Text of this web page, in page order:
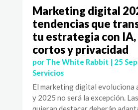
Marketing digital
tendencias que
tu estrategia con
cortos y privacidad
por The White Rabbit | 25
Servicios
El marketing digital evoluciona
y 2025 no será la excepción.